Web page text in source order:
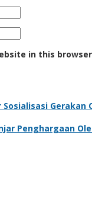
in this
Penghargaan